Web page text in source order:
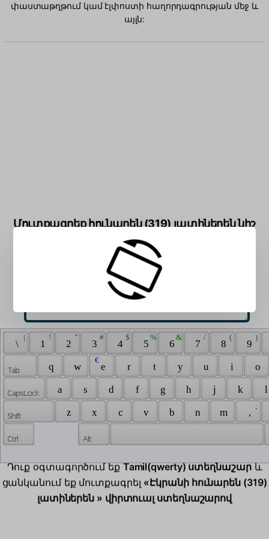
փաստաթղթում կամ էլփոստի հաղորդագրության մեջ և
այլն:
Մուտքագրեք հունարեն (319) լատիներեն նիշ
վանդակում.
\
|
1
!
2
"
3
#
4
$
5
%
6
&
7
/
8
(
9
)
q w e
€
r t y u i
o
a
s d f g h j k
z
x c v b n m ,
;
Դուք օգտագործում եքTamil(qwerty) ստեղնաշարև
ցանկանում եք մուտքագրել «Էկրանի հունարեն (319)
լատիներեն » վիրտուալ ստեղնաշարով